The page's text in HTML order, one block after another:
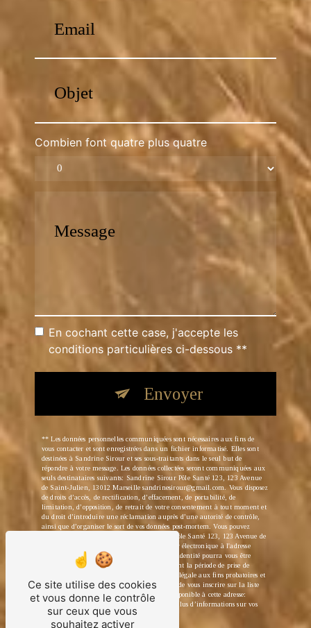
Combien font quatre plus quatre
En cochant cette case, j'accepte les
conditions particulières ci-dessous **
Envoyer
** Les données personnelles communiquées sont nécessaires aux fins de
vous contacter et sont enregistrées dans un fichier informatisé. Elles sont
destinées à Sandrine Sirour et ses sous-traitants dans le seul but de
répondre à votre message. Les données collectées seront communiquées aux
seuls destinataires suivants: Sandrine Sirour Pôle Santé 123, 123 Avenue
de Saint-Julien, 13012 Marseille sandrinesirour@gmail.com. Vous disposez
de droits d’accès, de rectification, d’effacement, de portabilité, de
limitation, d’opposition, de retrait de votre consentement à tout moment et
du droit d’introduire une réclamation auprès d’une autorité de contrôle,
ainsi que d’organiser le sort de vos données post-mortem. Vous pouvez
exercer ces droits par voie postale à l'adresse Pôle Santé 123, 123 Avenue de
Saint-Julien, 13012 Marseille ou par courrier électronique à l'adresse
sandrinesirour@gmail.com. Un justificatif d'identité pourra vous être
demandé. Nous conservons vos données pendant la période de prise de
contact puis pendant la durée de prescription légale aux fins probatoires et
de gestion des contentieux. Vous avez le droit de vous inscrire sur la liste
d'opposition au démarchage téléphonique, disponible à cette adresse:
Bloctel.gouv.fr . Consultez le site cnil.fr pour plus d’informations sur vos
droits.
Ce site utilise des cookies
et vous donne le contrôle
sur ceux que vous
souhaitez activer